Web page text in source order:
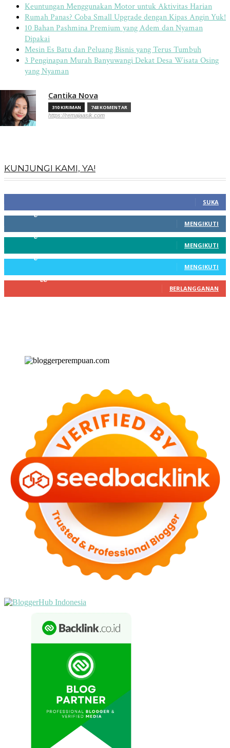
Keuntungan Menggunakan Motor untuk Aktivitas Harian
Rumah Panas? Coba Small Upgrade dengan Kipas Angin Yuk!
10 Bahan Pashmina Premium yang Adem dan Nyaman
Dipakai
Mesin Es Batu dan Peluang Bisnis yang Terus Tumbuh
3 Penginapan Murah Banyuwangi Dekat Desa Wisata Osing
yang Nyaman
Cantika Nova
310 KIRIMAN 748 KOMENTAR
https://remajaasik.com
KUNJUNGI KAMI, YA!
SUKA
256 Pengikut
MENGIKUTI
369 Pengikut
MENGIKUTI
217 Pengikut
MENGIKUTI
200 Pelanggan
BERLANGGANAN